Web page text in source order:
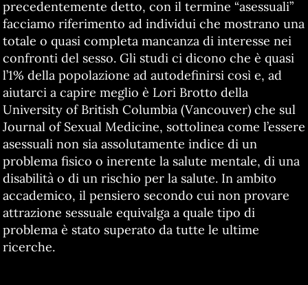
precedentemente detto, con il termine “asessuali”
facciamo riferimento ad individui che mostrano una
totale o quasi completa mancanza di interesse nei
confronti del sesso. Gli studi ci dicono che è quasi
l’1% della popolazione ad autodefinirsi così e, ad
aiutarci a capire meglio è Lori Brotto della
University of British Columbia (Vancouver) che sul
Journal of Sexual Medicine, sottolinea come l’essere
asessuali non sia assolutamente indice di un
problema fisico o inerente la salute mentale, di una
disabilità o di un rischio per la salute. In ambito
accademico, il pensiero secondo cui non provare
attrazione sessuale equivalga a quale tipo di
problema è stato superato da tutte le ultime
ricerche.